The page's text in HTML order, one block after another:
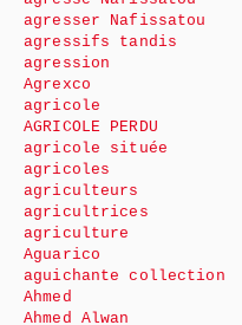
agresser Nafissatou
agressifs tandis
agression
Agrexco
agricole
AGRICOLE PERDU
agricole située
agricoles
agriculteurs
agricultrices
agriculture
Aguarico
aguichante collection
Ahmed
Ahmed Alwan